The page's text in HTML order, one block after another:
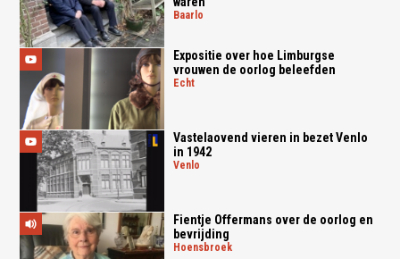
baarlo
Expositie over hoe Limburgse
vrouwen de oorlog beleefden
echt
Vastelaovend vieren in bezet Venlo
in 1942
venlo
Fientje Offermans over de oorlog en
bevrijding
hoensbroek